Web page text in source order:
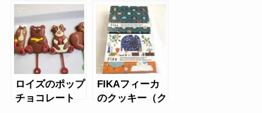
ー9days
ロイズのポップ
チョコレート
FIKAフィーカ
のクッキー（ク